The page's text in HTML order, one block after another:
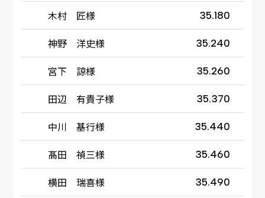
木村 匠様 35.180
神野 洋史様 35.240
宮下 諒様 35.260
田辺 有貴子様 35.370
中川 基行様 35.440
髙田 禎三様 35.460
横田 瑞喜様 35.490